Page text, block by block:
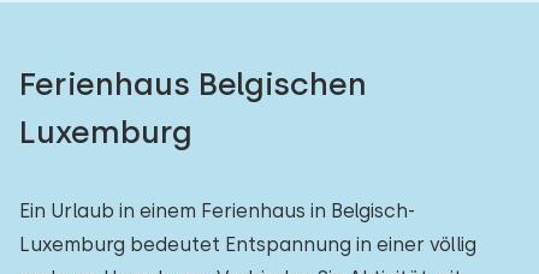
Ferienhaus Belgischen
Luxemburg
Ein Urlaub in einem Ferienhaus in Belgisch-
Luxemburg bedeutet Entspannung in einer völlig